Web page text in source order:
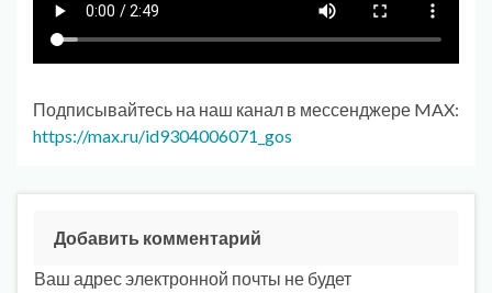
Подписывайтесь на наш канал в мессенджере MAX:
https://max.ru/id9304006071_gos
Добавить комментарий
Ваш адрес электронной почты не будет